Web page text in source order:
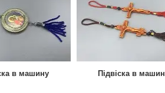
в машину Підвіска в